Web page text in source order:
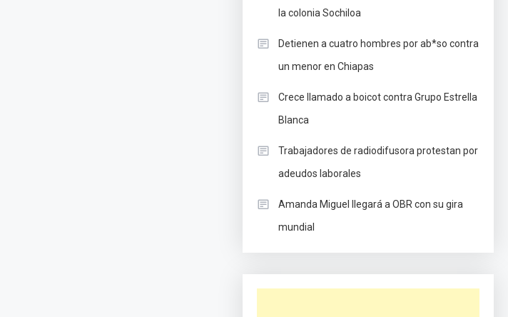
la colonia Sochiloa
Detienen a cuatro hombres por ab*so contra
un menor en Chiapas
Crece llamado a boicot contra Grupo Estrella
Blanca
Trabajadores de radiodifusora protestan por
adeudos laborales
Amanda Miguel llegará a OBR con su gira
mundial